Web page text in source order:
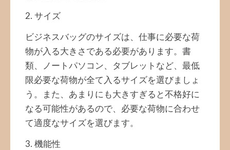
2. サイズ
ビジネスバッグのサイズは、仕事に必要な荷
物が入る大きさである必要があります。書
類、ノートパソコン、タブレットなど、最低
限必要な荷物が全て入るサイズを選びましょ
う。また、あまりにも大きすぎると不格好に
なる可能性があるので、必要な荷物に合わせ
て適度なサイズを選びます。
3. 機能性